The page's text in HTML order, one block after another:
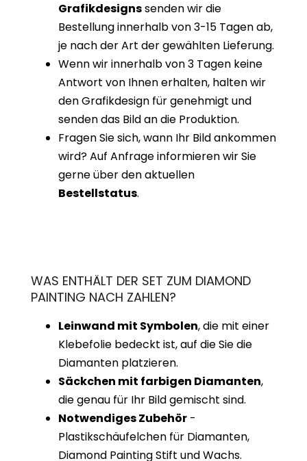
Grafikdesignssenden wir die
Bestellung innerhalb von 3-15 Tagen ab,
je nach der Art der gewählten Lieferung.
Wenn wir innerhalb von 3 Tagen keine
Antwort von Ihnen erhalten, halten wir
den Grafikdesign für genehmigt und
senden das Bild an die Produktion.
Fragen Sie sich, wann Ihr Bild ankommen
wird? Auf Anfrage informieren wir Sie
gerne über den aktuellen
Bestellstatus.
WAS ENTHÄLT DER SET ZUM DIAMOND
PAINTING NACH ZAHLEN?
Leinwand mit Symbolen, die mit einer
Klebefolie bedeckt ist, auf die Sie die
Diamanten platzieren.
Säckchen mit farbigen Diamanten,
die genau für Ihr Bild gemischt sind.
Notwendiges Zubehör -
Plastikschäufelchen für Diamanten,
Diamond Painting Stift und Wachs.